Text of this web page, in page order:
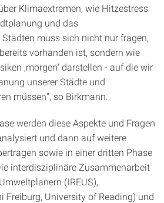
Klimaextremen, wie Hitzestress
und das
muss sich nicht nur fragen,
vorhanden ist, sondern wie
‚morgen‘ darstellen - auf die wir
unserer Städte und
müssen“, so Birkmann.
werden diese Aspekte und Fragen
und dann auf weitere
sowie in einer dritten Phase
interdisziplinäre Zusammenarbeit
(IREUS),
Freiburg, University of Reading) und